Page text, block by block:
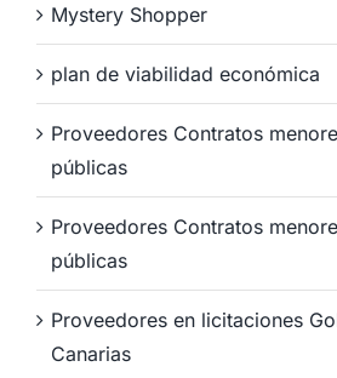
Mystery Shopper
plan de viabilidad económica
Proveedores Contratos
públicas
Proveedores Contratos
públicas
Proveedores en licitaciones
Canarias